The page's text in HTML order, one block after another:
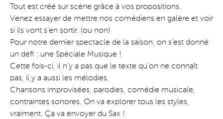
Tout est créé sur scène grâce à vos propositions.
Venez essayer de mettre nos comédiens en galère et voir
si ils vont s’en sortir. (ou non)
Pour notre dernier spectacle de la saison, on s’est donné
un défi : une Spéciale Musique !
Cette fois-ci, il n’y a pas que le texte qu’on ne connaît
pas, il y a aussi les mélodies.
Chansons improvisées, parodies, comédie musicale,
contraintes sonores. On va explorer tous les styles,
vraiment. Ça va envoyer du Sax !